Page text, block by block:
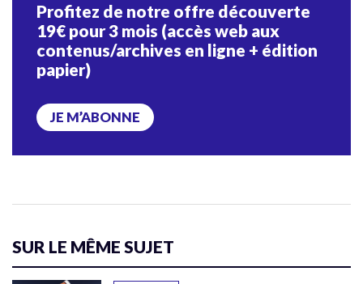
Profitez de notre offre découverte
19€ pour 3 mois (accès web aux
contenus/archives en ligne + édition
papier)
JE M’ABONNE
SUR LE MÊME SUJET